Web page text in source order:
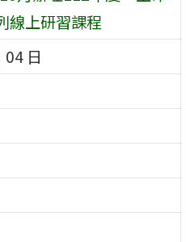
線上研習課程
04 日